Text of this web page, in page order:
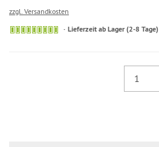
zzgl. Versandkosten
Sofort
Lieferzeit ab Lager (2-8 Tage)